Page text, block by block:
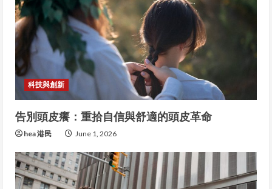
科技與創新
告別頭皮癢：重拾自信與舒適的頭皮革命
hea 港民 June 1, 2026